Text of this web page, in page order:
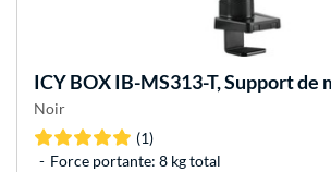
ICY BOXIB-MS313-T, Support de
Noir
(1)
Force portante: 8 kg total